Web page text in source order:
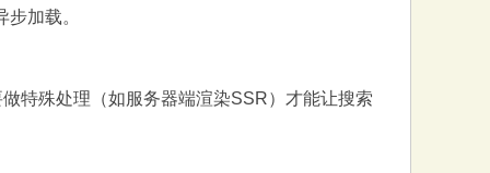
加载。
特殊处理（如服务器端渲染SSR）才能让搜索